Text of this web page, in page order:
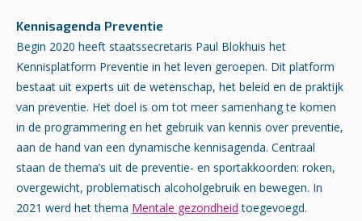
Kennisagenda Preventie
Begin 2020 heeft staatssecretaris Paul Blokhuis het
Kennisplatform Preventie in het leven geroepen. Dit platform
bestaat uit experts uit de wetenschap, het beleid en de praktijk
van preventie. Het doel is om tot meer samenhang te komen
in de programmering en het gebruik van kennis over preventie,
aan de hand van een dynamische kennisagenda. Centraal
staan de thema’s uit de preventie- en sportakkoorden: roken,
overgewicht, problematisch alcoholgebruik en bewegen. In
2021 werd het thema Mentale gezondheid toegevoegd.